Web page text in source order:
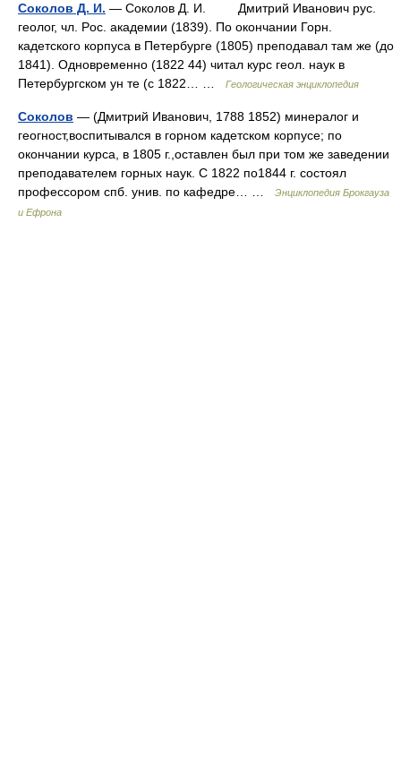
Соколов Д. И. — Соколов Д. И. Дмитрий Иванович pyc.
геолог, чл. Poc. академии (1839). Пo окончании Горн.
кадетского корпуса в Петербурге (1805) преподавал там же (до
1841). Oдновременно (1822 44) читал курс геол. наук в
Петербургском ун те (c 1822… …
Геологическая энциклопедия
Соколов — (Дмитрий Иванович, 1788 1852) минералог и
геогност,воспитывался в горном кадетском корпусе; по
окончании курса, в 1805 г.,оставлен был при том же заведении
преподавателем горных наук. С 1822 по1844 г. состоял
профессором спб. унив. по кафедре… …
Энциклопедия Брокгауза
и Ефрона